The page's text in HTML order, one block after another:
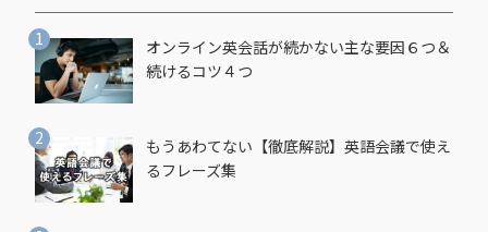
オンライン英会話が続かない主な要因６つ＆
続けるコツ４つ
もうあわてない【徹底解説】英語会議で使え
るフレーズ集